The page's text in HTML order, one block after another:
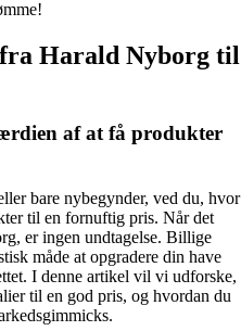
Harald Nyborg til
af at få produkter
bare nybegynder, ved du, hvor
til en fornuftig pris. Når det
er ingen undtagelse. Billige
måde at opgradere din have
I denne artikel vil vi udforske,
til en god pris, og hvordan du